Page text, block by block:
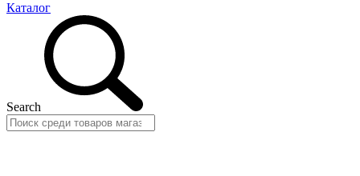
Каталог
Search